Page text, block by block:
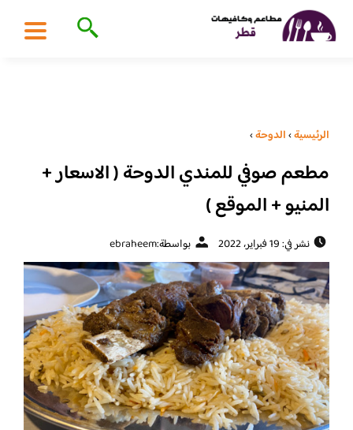
الرئيسية›الدوحة›
مطعم صوفي للمندي الدوحة ( الاسعار +
المنيو + الموقع )
نشر في: 19 فبراير، 2022 بواسطة:ebraheem